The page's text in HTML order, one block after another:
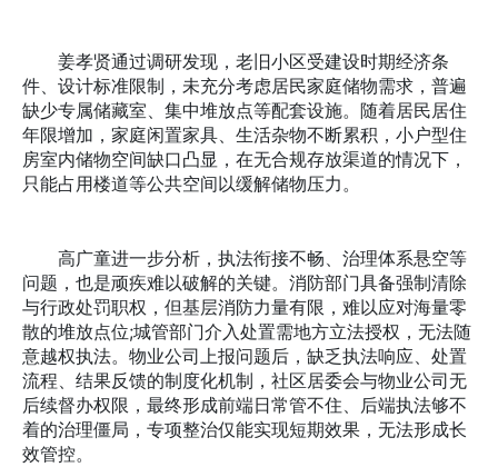
姜孝贤通过调研发现，老旧小区受建设时期经济条
件、设计标准限制，未充分考虑居民家庭储物需求，普遍
缺少专属储藏室、集中堆放点等配套设施。随着居民居住
年限增加，家庭闲置家具、生活杂物不断累积，小户型住
房室内储物空间缺口凸显，在无合规存放渠道的情况下，
只能占用楼道等公共空间以缓解储物压力。
高广童进一步分析，执法衔接不畅、治理体系悬空等
问题，也是顽疾难以破解的关键。消防部门具备强制清除
与行政处罚职权，但基层消防力量有限，难以应对海量零
散的堆放点位;城管部门介入处置需地方立法授权，无法随
意越权执法。物业公司上报问题后，缺乏执法响应、处置
流程、结果反馈的制度化机制，社区居委会与物业公司无
后续督办权限，最终形成前端日常管不住、后端执法够不
着的治理僵局，专项整治仅能实现短期效果，无法形成长
效管控。